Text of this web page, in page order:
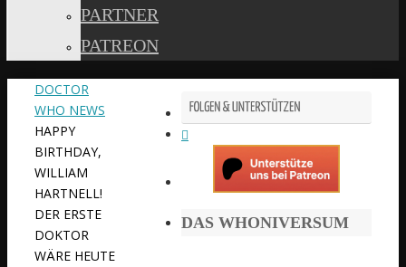
PARTNER
PATREON
START
DOCTOR
WHO NEWS
HAPPY
BIRTHDAY,
WILLIAM
HARTNELL!
DER ERSTE
DOKTOR
WÄRE HEUTE
DAS WHONIVERSUM